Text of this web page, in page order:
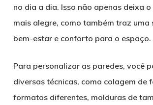
no dia a dia. Isso não apenas deixa
mais alegre, como também traz uma
bem-estar e conforto para o espaço.
Para personalizar as paredes, você
diversas técnicas, como colagem de
formatos diferentes, molduras de